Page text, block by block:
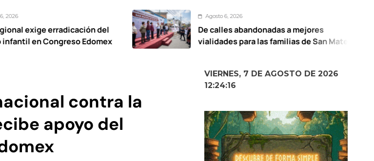
del
Edomex
Agosto 6, 2026
De calles abandonadas a mejores
vialidades para las familias de San Mateo
contra la
apoyo del
VIERNES, 7 DE AGOSTO DE 2026
12:24:17